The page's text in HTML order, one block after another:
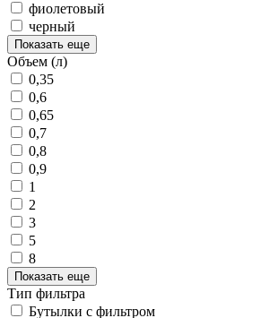
фиолетовый
черный
Показать еще
Объем (л)
0,35
0,6
0,65
0,7
0,8
0,9
1
2
3
5
8
Показать еще
Тип фильтра
Бутылки с фильтром